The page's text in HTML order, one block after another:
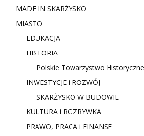
MADE IN SKARŻYSKO
MIASTO
EDUKACJA
HISTORIA
Polskie Towarzystwo Historyczne
INWESTYCJE i ROZWÓJ
SKARŻYSKO W BUDOWIE
KULTURA i ROZRYWKA
PRAWO, PRACA i FINANSE